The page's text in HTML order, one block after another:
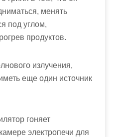
менять
под углом,
продуктов.
излучения,
еще один источник
гоняет
электропечи для